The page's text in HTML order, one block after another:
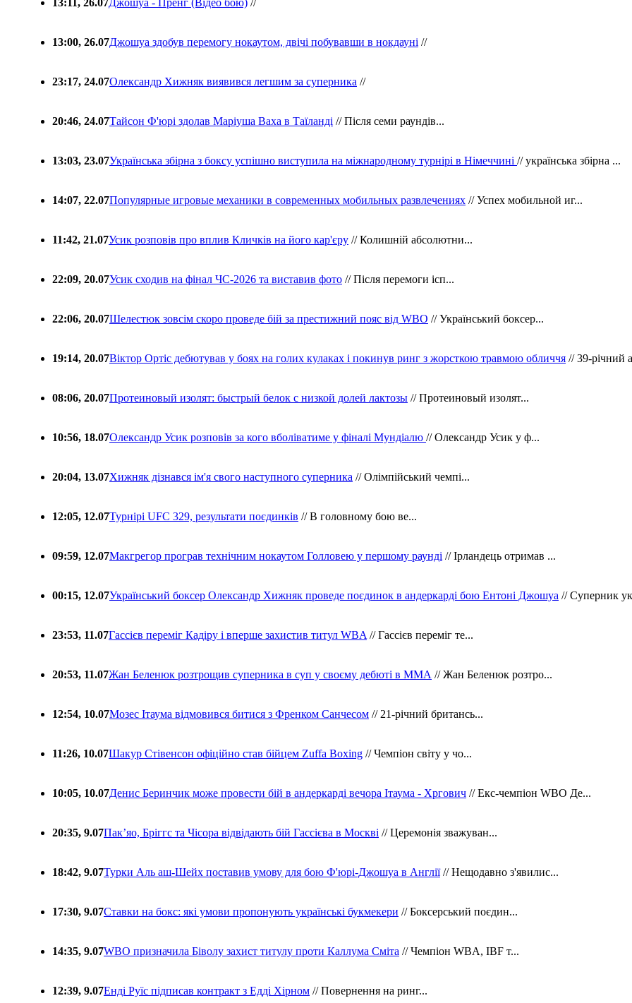
13:00, 26.07Джошуа здобув перемогу нокаутом, двічі побувавши в нокдауні //
23:17, 24.07Олександр Хижняк виявився легшим за суперника //
20:46, 24.07Тайсон Ф'юрі здолав Маріуша Ваха в Таїланді // Після семи раундів...
13:03, 23.07Українська збірна з боксу успішно виступила на міжнародному турнірі в Німеччині // українська збірна ...
14:07, 22.07Популярные игровые механики в современных мобильных развлечениях // Успех мобильной иг...
11:42, 21.07Усик розповів про вплив Кличків на його кар'єру // Колишній абсолютни...
22:09, 20.07Усик сходив на фінал ЧС-2026 та виставив фото // Після перемоги ісп...
22:06, 20.07Шелестюк зовсім скоро проведе бій за престижний пояс від WBO // Український боксер...
19:14, 20.07Віктор Ортіс дебютував у боях на голих кулаках і покинув ринг з жорсткою травмою обличчя // 39-річний
08:06, 20.07Протеиновый изолят: быстрый белок с низкой долей лактозы // Протеиновый изолят...
10:56, 18.07Олександр Усик розповів за кого вболіватиме у фіналі Мундіалю // Олександр Усик у ф...
20:04, 13.07Хижняк дізнався ім'я свого наступного суперника // Олімпійський чемпі...
12:05, 12.07Турнірі UFC 329, результати поєдинків // В головному бою ве...
09:59, 12.07Макгрегор програв технічним нокаутом Голловею у першому раунді // Ірландець отримав ...
00:15, 12.07Український боксер Олександр Хижняк проведе поєдинок в андеркарді бою Ентоні Джошуа // Суперник
23:53, 11.07Гассієв переміг Кадіру і вперше захистив титул WBA // Гассієв переміг те...
20:53, 11.07Жан Беленюк розтрощив суперника в суп у своєму дебюті в ММА // Жан Беленюк розтро...
12:54, 10.07Мозес Ітаума відмовився битися з Френком Санчесом // 21-річний британсь...
11:26, 10.07Шакур Стівенсон офіційно став бійцем Zuffa Boxing // Чемпіон світу у чо...
10:05, 10.07Денис Беринчик може провести бій в андеркарді вечора Ітаума - Хргович // Екс-чемпіон WBO Де...
20:35, 9.07Пакʼяо, Бріггс та Чісора відвідають бій Гассієва в Москві // Церемонія зважуван...
18:42, 9.07Турки Аль аш-Шейх поставив умову для бою Ф'юрі-Джошуа в Англії// Нещодавно з'явилис...
17:30, 9.07Ставки на бокс: які умови пропонують українські букмекери // Боксерський поєдин...
14:35, 9.07WBO призначила Біволу захист титулу проти Каллума Сміта // Чемпіон WBA, IBF т...
12:39, 9.07Енді Руїс підписав контракт з Едді Хірном // Повернення на ринг...